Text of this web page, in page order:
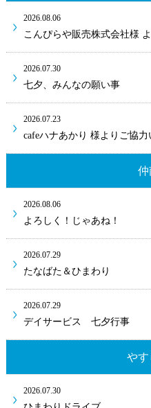
2026.08.06
こんぴらや販売株式会社様
2026.07.30
七夕、みんなの願い事
2026.07.23
cafeハナあかり 様よりご協
仲
2026.08.06
よろしく！じゃあね！
2026.07.29
たなばた＆ひまわり
2026.07.29
デイサービス 七夕行事
や
2026.07.30